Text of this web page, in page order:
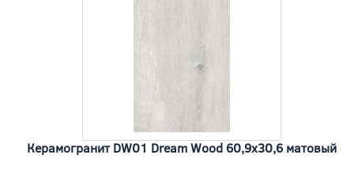
Керамогранит DW01 Dream Wood 60,9x30,6 матовый